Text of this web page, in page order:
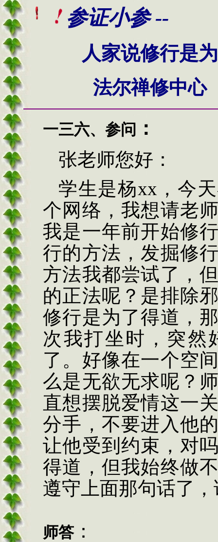
参证小参 --
人家说修行是
法尔禅修中心
一三六、 参问
：
张老师您好：
学生是杨xx ，今
个网络，我想请老
我是一年前开始修
行的方法，发掘修
方法我都尝试了，
的正法呢？是排除
修行是为了得道，
次我打坐时，突然
了。好像在一个空
么是无欲无求呢？
直想摆脱爱情这一
分手，不要进入他
让他受到约束，对
得道，但我始终做
遵守上面那句话了
师答：